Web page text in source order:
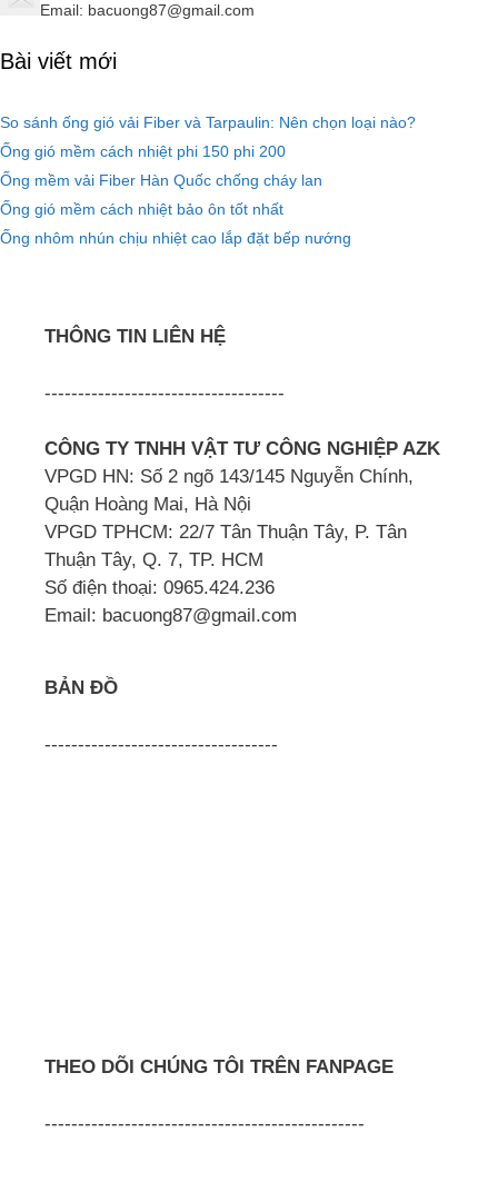
Email: bacuong87@gmail.com
Bài viết mới
So sánh ống gió vải Fiber và Tarpaulin: Nên chọn loại nào?
Ống gió mềm cách nhiệt phi 150 phi 200
Ống mềm vải Fiber Hàn Quốc chống cháy lan
Ống gió mềm cách nhiệt bảo ôn tốt nhất
Ống nhôm nhún chịu nhiệt cao lắp đặt bếp nướng
THÔNG TIN LIÊN HỆ
------------------------------------
CÔNG TY TNHH VẬT TƯ CÔNG NGHIỆP AZK
VPGD HN: Số 2 ngõ 143/145 Nguyễn Chính,
Quận Hoàng Mai, Hà Nội
VPGD TPHCM: 22/7 Tân Thuận Tây, P. Tân
Thuận Tây, Q. 7, TP. HCM
Số điện thoại: 0965.424.236
Email: bacuong87@gmail.com
BẢN ĐỒ
-----------------------------------
THEO DÕI CHÚNG TÔI TRÊN FANPAGE
------------------------------------------------